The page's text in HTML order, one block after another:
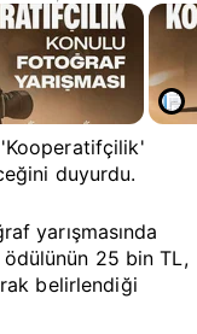
'Kooperatifçilik'
duyurdu.
yarışmasında
25 bin TL,
belirlendiği